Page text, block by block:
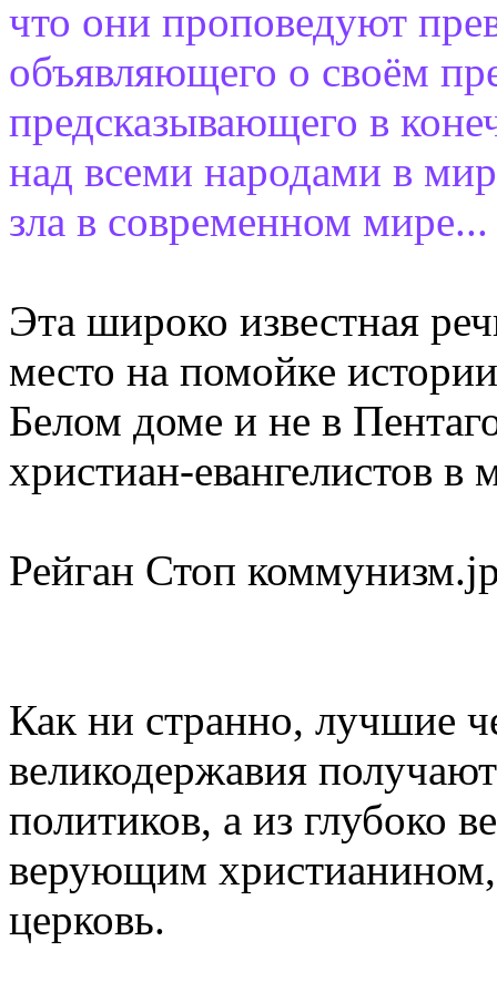
что они проповедуют
объявляющего о своём
предсказывающего в
над всеми народами в
зла в современном мире...
Эта широко известная
место на помойке
Белом доме и не в
христиан-евангелистов в
Рейган Стоп
Как ни странно, лучшие
великодержавия
политиков, а из глубоко
верующим
церковь.